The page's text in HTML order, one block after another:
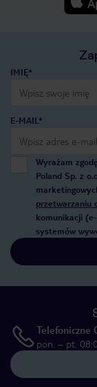
IMIĘ*
E-MAIL*
Wyrażam
Poland Sp. z
przetwarzaniu
komunikacji
systemów
Telefoniczne
pon. – pt.